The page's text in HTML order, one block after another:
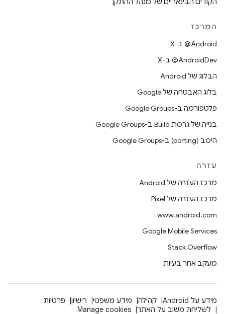
המרכז
‫‎@Android ב-X
‫‎@AndroidDev ב-X
הבלוג של Android
בלוג האבטחה של Google
פלטפורמה ב-Google Groups
בנייה של גרסת Build ב-Google Groups
היסב (porting) ב-Google Groups
עזרה
מרכז העזרה של Android
מרכז העזרה של Pixel
www.android.com
Google Mobile Services
Stack Overflow
מעקב אחר בעיות
מידע על Android קהילה מידע משפטי רישיון
פרטיות
לשליחת משוב על האתר
Manage cookies